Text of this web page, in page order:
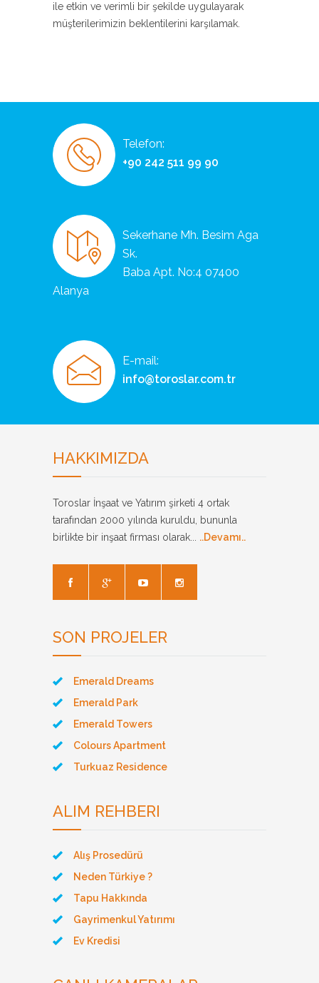
ile etkin ve verimli bir şekilde uygulayarak
müşterilerimizin beklentilerini karşılamak.
Telefon:
+90 242 511 99 90
Sekerhane Mh. Besim Aga
Sk.
Baba Apt. No:4 07400
Alanya
E-mail:
info@toroslar.com.tr
HAKKIMIZDA
Toroslar İnşaat ve Yatırım şirketi 4 ortak
tarafından 2000 yılında kuruldu, bununla
birlikte bir inşaat firması olarak... ..Devamı..
SON PROJELER
Emerald Dreams
Emerald Park
Emerald Towers
Colours Apartment
Turkuaz Residence
ALIM REHBERI
Alış Prosedürü
Neden Türkiye ?
Tapu Hakkında
Gayrimenkul Yatırımı
Ev Kredisi